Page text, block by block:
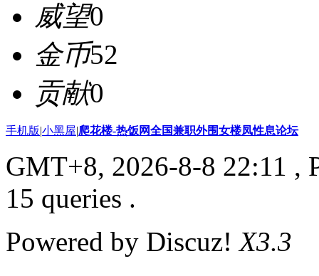
威望0
金币52
贡献0
手机版|小黑屋|爬花楼-热饭网全国兼职外围女楼凤性息论坛
GMT+8, 2026-8-8 22:11 ,
15 queries .
Powered by Discuz!X3.3